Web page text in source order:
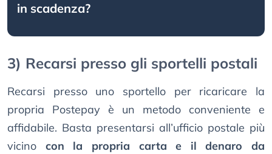
in scadenza?
3) Recarsi presso gli sportelli postali
Recarsi presso uno sportello per ricaricare la
propria Postepay è un metodo conveniente e
affidabile. Basta presentarsi all’ufficio postale più
vicino con la propria carta e il denaro da